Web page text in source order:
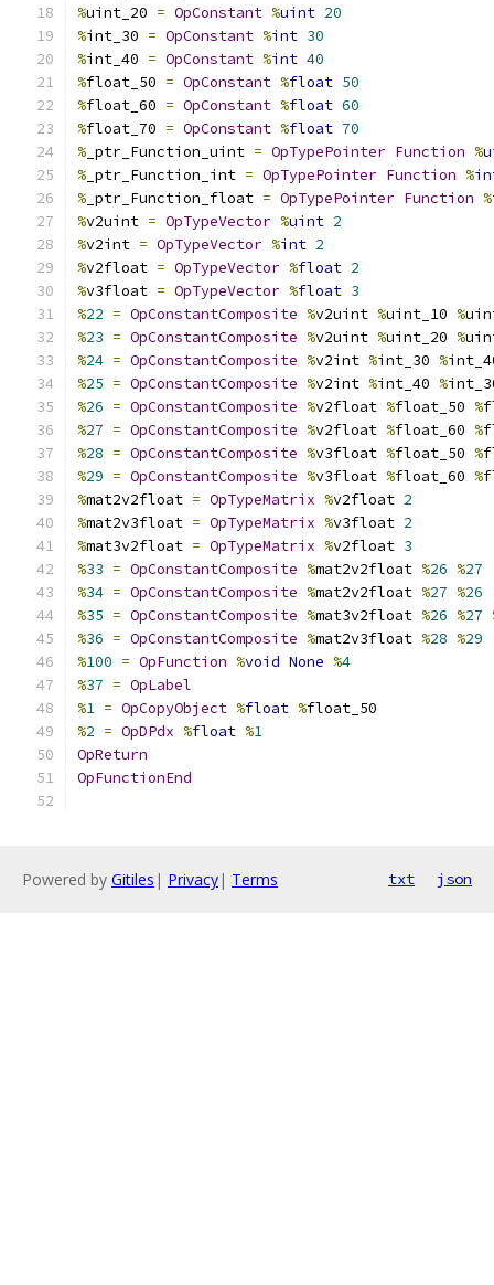
%uint_20 = OpConstant %uint 20
%int_30 = OpConstant %int 30
%int_40 = OpConstant %int 40
%float_50 = OpConstant %float 50
%float_60 = OpConstant %float 60
%float_70 = OpConstant %float 70
% _ptr_Function_uint = OpTypePointer Function %
% _ptr_Function_int = OpTypePointer Function %
% _ptr_Function_float = OpTypePointer Function %
%v2uint = OpTypeVector %uint 2
%v2int = OpTypeVector %int 2
%v2float = OpTypeVector %float 2
%v3float = OpTypeVector %float 3
%22 = OpConstantComposite %v2uint %uint_10 %
%23 = OpConstantComposite %v2uint %uint_20 %
%24 = OpConstantComposite %v2int %int_30 %
%25 = OpConstantComposite %v2int %int_40 %
%26 = OpConstantComposite %v2float %float_50 %
%27 = OpConstantComposite %v2float %float_60 %
%28 = OpConstantComposite %v3float %float_50 %
%29 = OpConstantComposite %v3float %float_60 %
%mat2v2float = OpTypeMatrix %v2float 2
%mat2v3float = OpTypeMatrix %v3float 2
%mat3v2float = OpTypeMatrix %v2float 3
%33 = OpConstantComposite %mat2v2float %26 %27
%34 = OpConstantComposite %mat2v2float %27 %26
%35 = OpConstantComposite %mat3v2float %26 %27
%36 = OpConstantComposite %mat2v3float %28 %29
%100 = OpFunction %void None %4
%37 = OpLabel
%1 = OpCopyObject %float %float_50
%2 = OpDPdx %float %1
OpReturn
OpFunctionEnd
Powered by Gitiles | Privacy| Terms txt json